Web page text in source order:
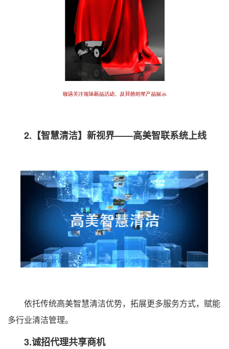
2.【智慧清洁】新视界——高美智联系统上线
依托传统高美智慧清洁优势，拓展更多服务方式，赋能
多行业清洁管理。
3.诚招代理共享商机